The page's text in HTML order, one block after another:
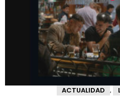
ACTUALIDAD ,